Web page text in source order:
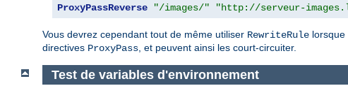
ProxyPassReverse "/images/" "http://serveur-
Vous devrez cependant tout de même utiliser RewriteRule
directives ProxyPass , et peuvent ainsi les court-circuiter.
Test de variables d'environnement